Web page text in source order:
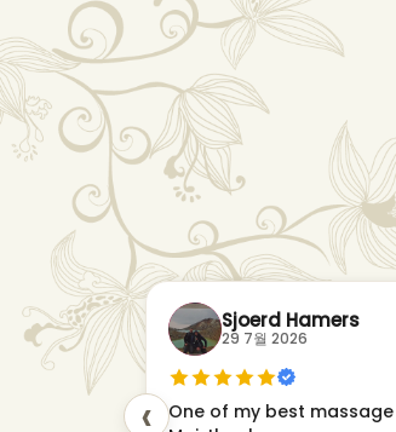
‹
Sjoerd Hamers
29 7월 2026
One of my best massage